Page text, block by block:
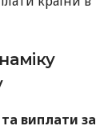
виплати за